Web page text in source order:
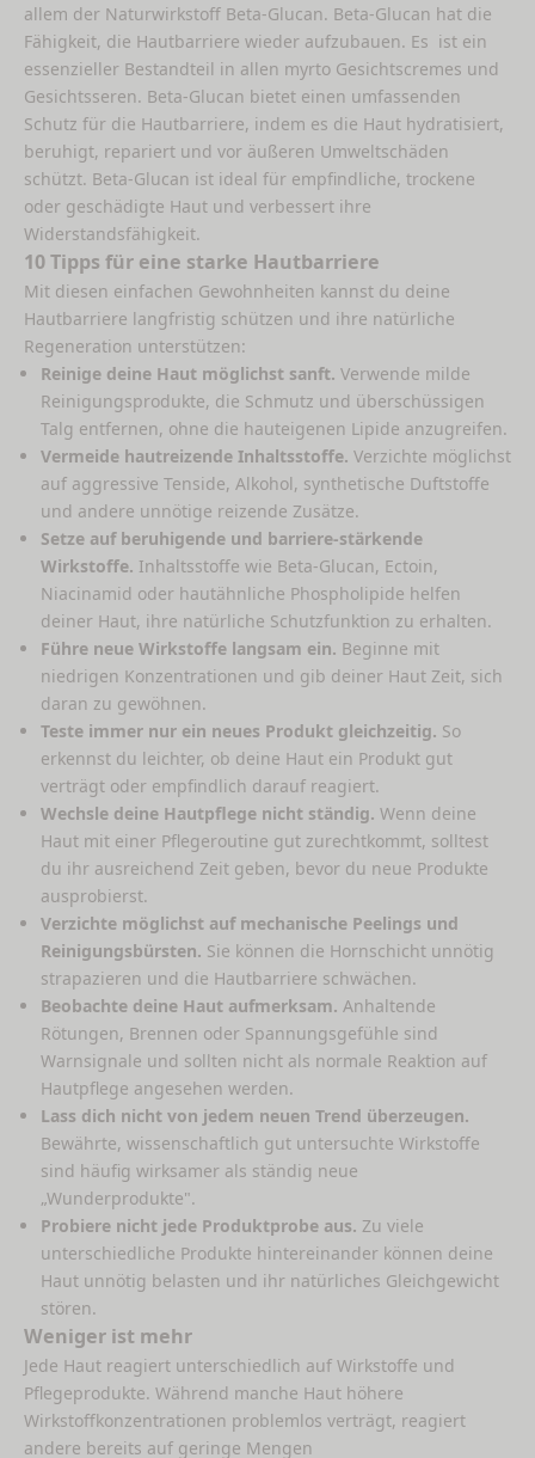
allem der Naturwirkstoff Beta-Glucan. Beta-Glucan hat die
Fähigkeit, die Hautbarriere wieder aufzubauen. Es ist ein
essenzieller Bestandteil in allen myrto Gesichtscremes und
Gesichtsseren. Beta-Glucan bietet einen umfassenden
Schutz für die Hautbarriere, indem es die Haut hydratisiert,
beruhigt, repariert und vor äußeren Umweltschäden
schützt. Beta-Glucan ist ideal für empfindliche, trockene
oder geschädigte Haut und verbessert ihre
Widerstandsfähigkeit.
10 Tipps für eine starke Hautbarriere
Mit diesen einfachen Gewohnheiten kannst du deine
Hautbarriere langfristig schützen und ihre natürliche
Regeneration unterstützen:
Reinige deine Haut möglichst sanft. Verwende milde
Reinigungsprodukte, die Schmutz und überschüssigen
Talg entfernen, ohne die hauteigenen Lipide anzugreifen.
Vermeide hautreizende Inhaltsstoffe. Verzichte möglichst
auf aggressive Tenside, Alkohol, synthetische Duftstoffe
und andere unnötige reizende Zusätze.
Setze auf beruhigende und barriere-stärkende
Wirkstoffe. Inhaltsstoffe wie Beta-Glucan, Ectoin,
Niacinamid oder hautähnliche Phospholipide helfen
deiner Haut, ihre natürliche Schutzfunktion zu erhalten.
Führe neue Wirkstoffe langsam ein. Beginne mit
niedrigen Konzentrationen und gib deiner Haut Zeit, sich
daran zu gewöhnen.
Teste immer nur ein neues Produkt gleichzeitig. So
erkennst du leichter, ob deine Haut ein Produkt gut
verträgt oder empfindlich darauf reagiert.
Wechsle deine Hautpflege nicht ständig. Wenn deine
Haut mit einer Pflegeroutine gut zurechtkommt, solltest
du ihr ausreichend Zeit geben, bevor du neue Produkte
ausprobierst.
Verzichte möglichst auf mechanische Peelings und
Reinigungsbürsten. Sie können die Hornschicht unnötig
strapazieren und die Hautbarriere schwächen.
Beobachte deine Haut aufmerksam. Anhaltende
Rötungen, Brennen oder Spannungsgefühle sind
Warnsignale und sollten nicht als normale Reaktion auf
Hautpflege angesehen werden.
Lass dich nicht von jedem neuen Trend überzeugen.
Bewährte, wissenschaftlich gut untersuchte Wirkstoffe
sind häufig wirksamer als ständig neue
„Wunderprodukte".
Probiere nicht jede Produktprobe aus. Zu viele
unterschiedliche Produkte hintereinander können deine
Haut unnötig belasten und ihr natürliches Gleichgewicht
stören.
Weniger ist mehr
Jede Haut reagiert unterschiedlich auf Wirkstoffe und
Pflegeprodukte. Während manche Haut höhere
Wirkstoffkonzentrationen problemlos verträgt, reagiert
andere bereits auf geringe Mengen